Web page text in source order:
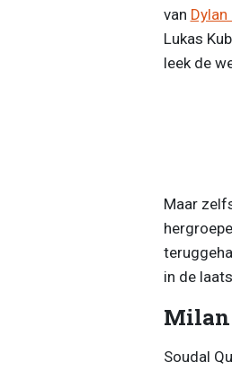
van
Lukas
leek de
Maar
in de
Soudal